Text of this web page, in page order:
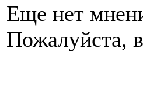
Еще нет
Пожалуйста,